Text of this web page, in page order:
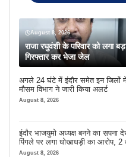
August 8, 2026
राजा रघुवंशी के परिवार को लगा
गिरफ्तार कर भेजा जेल
अगले 24 घंटे में इंदौर समेत इन जिलों
मौसम विभाग ने जारी किया अलर्ट
August 8, 2026
इंदौर भाजयुमो अध्यक्ष बनने का सपना
पिंगले पर लगा धोखाधड़ी का आरोप,
लेने के बाद भी नहीं दिया जमीन का कब्जा
August 8, 2026